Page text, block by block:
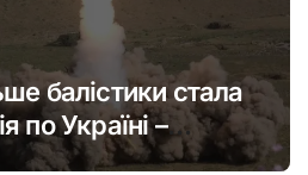
балістики стала
по Україні –